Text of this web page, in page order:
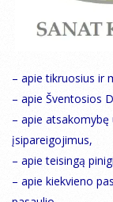
– apie tikruosius ir
– apie Šventosios
– apie
įsipareigojimus,
– apie teisingą
– apie kiekvieno